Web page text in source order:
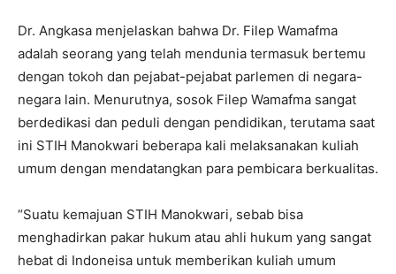
Dr. Angkasa menjelaskan bahwa Dr. Filep Wamafma
adalah seorang yang telah mendunia termasuk bertemu
dengan tokoh dan pejabat-pejabat parlemen di negara-
negara lain. Menurutnya, sosok Filep Wamafma sangat
berdedikasi dan peduli dengan pendidikan, terutama saat
ini STIH Manokwari beberapa kali melaksanakan kuliah
umum dengan mendatangkan para pembicara berkualitas.
“Suatu kemajuan STIH Manokwari, sebab bisa
menghadirkan pakar hukum atau ahli hukum yang sangat
hebat di Indoneisa untuk memberikan kuliah umum